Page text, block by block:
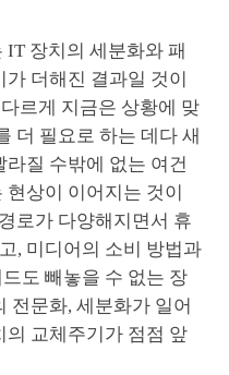
장치의 세분화와 패
더해진 결과일 것이
르게 지금은 상황에 맞
더 필요로 하는 데다 새
질 수밖에 없는 여건
상이 이어지는 것이
로가 다양해지면서 휴
, 미디어의 소비 방법과
도 빼놓을 수 없는 장
전문화, 세분화가 일어
의 교체주기가 점점 앞